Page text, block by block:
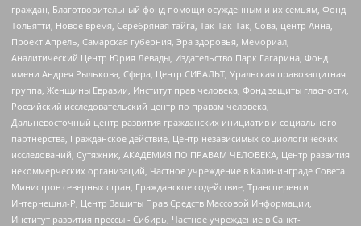
граждан, Благотворительный фонд помощи осужденным и их семьям, Фонд
Тольятти, Новое время, Серебряная тайга, Так-Так-Так, Сова, центр Анна,
Проект Апрель, Самарская губерния, Эра здоровья, Мемориал,
Аналитический Центр Юрия Левады, Издательство Парк Гагарина, Фонд
имени Андрея Рылькова, Сфера, Центр СИБАЛЬТ, Уральская правозащитная
группа, Женщины Евразии, Институт прав человека, Фонд защиты гласности,
Российский исследовательский центр по правам человека,
Дальневосточный центр развития гражданских инициатив и социального
партнерства, Гражданское действие, Центр независимых социологических
исследований, Сутяжник, АКАДЕМИЯ ПО ПРАВАМ ЧЕЛОВЕКА, Центр развития
некоммерческих организаций, Частное учреждение в Калининграде Совета
Министров северных стран, Гражданское содействие, Трансперенси
Интернешнл-Р, Центр Защиты Прав Средств Массовой Информации,
Институт развития прессы - Сибирь, Частное учреждение в Санкт-